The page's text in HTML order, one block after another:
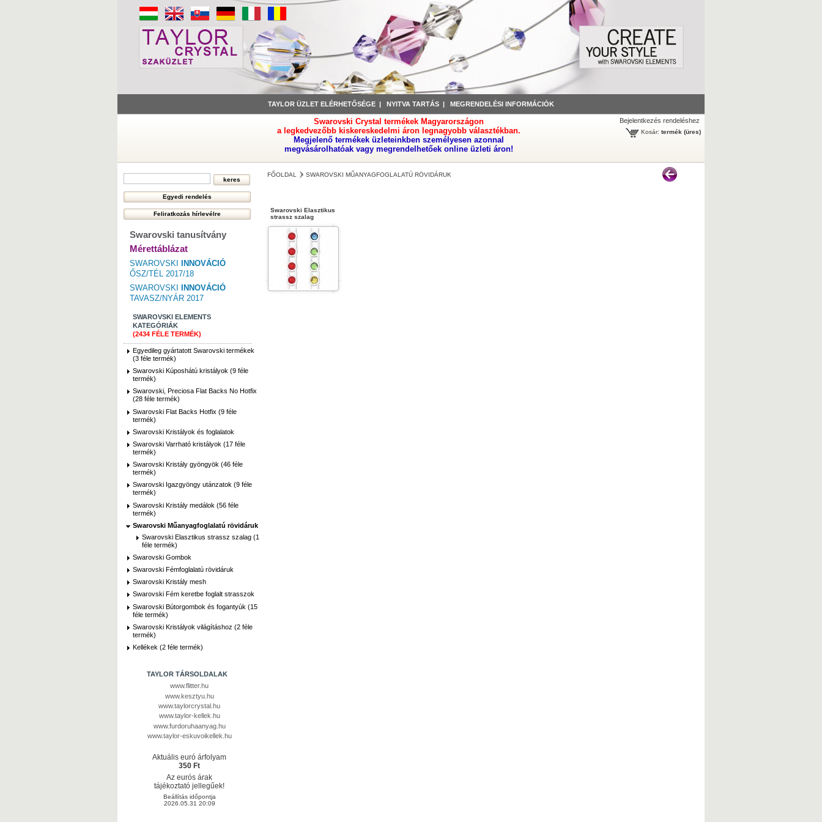
TAYLOR ÜZLET ELÉRHETŐSÉGE | NYITVA TARTÁS | MEGRENDELÉSI INFORMÁCIÓK
Swarovski Crystal termékek Magyarországon
a legkedvezőbb kiskereskedelmi áron legnagyobb választékban.
Megjelenő termékek üzleteinkben személyesen azonnal
megvásárolhatóak vagy megrendelhetőek online üzleti áron!
Bejelentkezés rendeléshez
Kosár: termék (üres)
Swarovski tanusítvány
Mérettáblázat
SWAROVSKI
INNOVÁCIÓ
ŐSZ/TÉL 2017/18
SWAROVSKI
INNOVÁCIÓ
TAVASZ/NYÁR 2017
SWAROVSKI ELEMENTS
KATEGÓRIÁK
(2434 FÉLE TERMÉK)
Egyedileg gyártatott Swarovski termékek
(3 féle termék)
Swarovski Kúposhátú kristályok (9 féle
termék)
Swarovski, Preciosa Flat Backs No Hotfix
(28 féle termék)
Swarovski Flat Backs Hotfix (9 féle
termék)
Swarovski Kristályok és foglalatok
Swarovski Varrható kristályok (17 féle
termék)
Swarovski Kristály gyöngyök (46 féle
termék)
Swarovski Igazgyöngy utánzatok (9 féle
termék)
Swarovski Kristály medálok (56 féle
termék)
Swarovski Műanyagfoglalatú rövidáruk
Swarovski Elasztikus strassz szalag (1
féle termék)
Swarovski Gombok
Swarovski Fémfoglalatú rövidáruk
Swarovski Kristály mesh
Swarovski Fém keretbe foglalt strasszok
Swarovski Bútorgombok és fogantyúk (15
féle termék)
Swarovski Kristályok világításhoz (2 féle
termék)
Kellékek (2 féle termék)
TAYLOR TÁRSOLDALAK
www.flitter.hu
www.kesztyu.hu
www.taylorcrystal.hu
www.taylor-kellek.hu
www.furdoruhaanyag.hu
www.taylor-eskuvoikellek.hu
Aktuális euró árfolyam
350 Ft
Az eurós árak
tájékoztató jellegűek!
Beállítás időpontja
2026.05.31 20:09
FŐOLDAL SWAROVSKI MŰANYAGFOGLALATÚ RÖVIDÁRUK
Swarovski Elasztikus
strassz szalag